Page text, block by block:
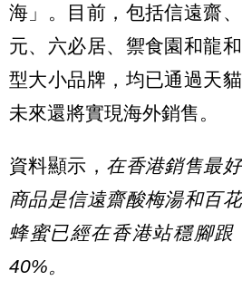
海」。目前，包括信遠齋
元、六必居、禦食園和龍
型大小品牌，均已通過天
未來還將實現海外銷售。
資料顯示， 在香港銷售最
商品是信遠齋酸梅湯和百
蜂蜜已經在香港站穩腳跟
40%。